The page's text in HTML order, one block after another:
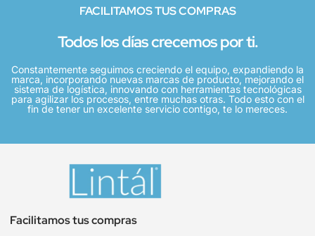
FACILITAMOS TUS COMPRAS
Todos los días crecemos por ti.
Constantemente seguimos creciendo el equipo, expandiendo la
marca, incorporando nuevas marcas de producto, mejorando el
sistema de logística, innovando con herramientas tecnológicas
para agilizar los procesos, entre muchas otras. Todo esto con el
fin de tener un excelente servicio contigo, te lo mereces.
Facilitamos tus compras